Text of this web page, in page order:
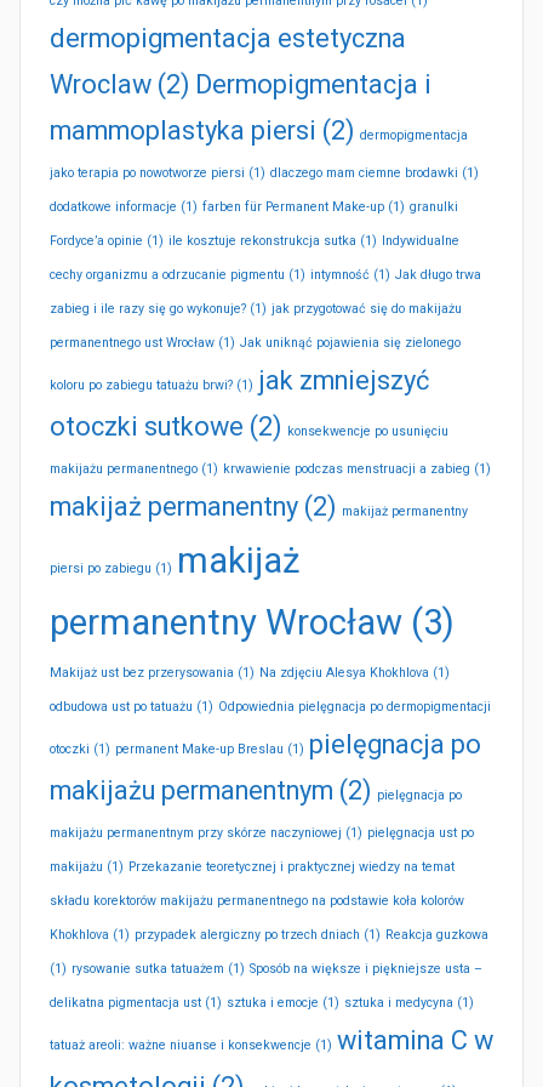
dermopigmentacja estetyczna
Wroclaw (2) Dermopigmentacja i
mammoplastyka piersi (2) dermopigmentacja
jako terapia po nowotworze piersi (1) dlaczego mam ciemne brodawki (1)
dodatkowe informacje (1) farben für Permanent Make-up (1) granulki
Fordyce’a opinie (1) ile kosztuje rekonstrukcja sutka (1) Indywidualne
cechy organizmu a odrzucanie pigmentu (1) intymność (1) Jak długo trwa
zabieg i ile razy się go wykonuje? (1) jak przygotować się do makijażu
permanentnego ust Wrocław (1) Jak uniknąć pojawienia się zielonego
koloru po zabiegu tatuażu brwi? (1) jak zmniejszyć
otoczki sutkowe (2) konsekwencje po usunięciu
makijażu permanentnego (1) krwawienie podczas menstruacji a zabieg (1)
makijaż permanentny (2) makijaż permanentny
piersi po zabiegu (1) makijaż
permanentny Wrocław (3)
Makijaż ust bez przerysowania (1) Na zdjęciu Alesya Khokhlova (1)
odbudowa ust po tatuażu (1) Odpowiednia pielęgnacja po dermopigmentacji
otoczki (1) permanent Make-up Breslau (1) pielęgnacja po
makijażu permanentnym (2) pielęgnacja po
makijażu permanentnym przy skórze naczyniowej (1) pielęgnacja ust po
makijażu (1) Przekazanie teoretycznej i praktycznej wiedzy na temat
składu korektorów makijażu permanentnego na podstawie koła kolorów
Khokhlova (1) przypadek alergiczny po trzech dniach (1) Reakcja guzkowa
(1) rysowanie sutka tatuażem (1) Sposób na większe i piękniejsze usta –
delikatna pigmentacja ust (1) sztuka i emocje (1) sztuka i medycyna (1)
tatuaż areoli: ważne niuanse i konsekwencje (1) witamina C w